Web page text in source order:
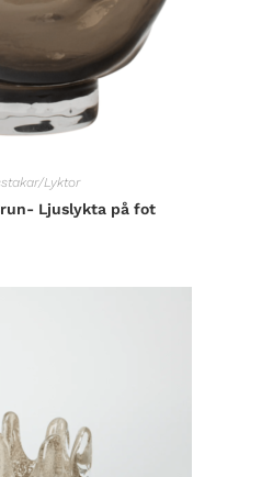
Lyktor
Ljuslykta på fot